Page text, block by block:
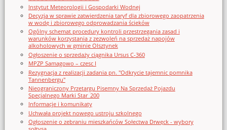
Instytut Meteorologii i Gospodarki Wodnej
Decyzja w sprawie zatwierdzenia taryf dla zbiorowego zaopatrzenia
w wodę i zbiorowego odprowadzania ścieków
Ogólny schemat procedury kontroli przestrzegania zasad i
warunków korzystania z zezwoleń na sprzedaż napojów
alkoholowych w gminie Olsztynek
Ogłoszenie o sprzedaży ciągnika Ursus C-360
MPZP Samagowo – czesc I
Rezygnacja z realizacji zadania pn. "Odkrycie tajemnic pomnika
Tannenbergu"
Nieograniczony Przetargu Pisemny Na Sprzedaż Pojazdu
Specjalnego Marki Star_200
Informacje i komunikaty
Uchwała projekt nowego ustroju szkolnego
Ogłoszenie o zebraniu mieszkańców Sołectwa Drwęck - wybory